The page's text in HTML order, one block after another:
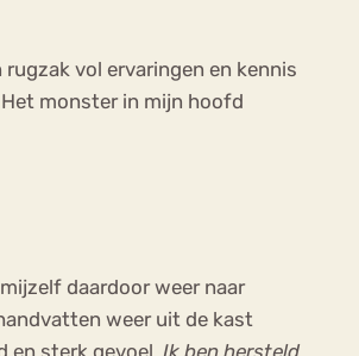
rugzak vol ervaringen en kennis
monster in mijn hoofd
daardoor weer naar
weer uit de kast
sterk gevoel. Ik ben hersteld